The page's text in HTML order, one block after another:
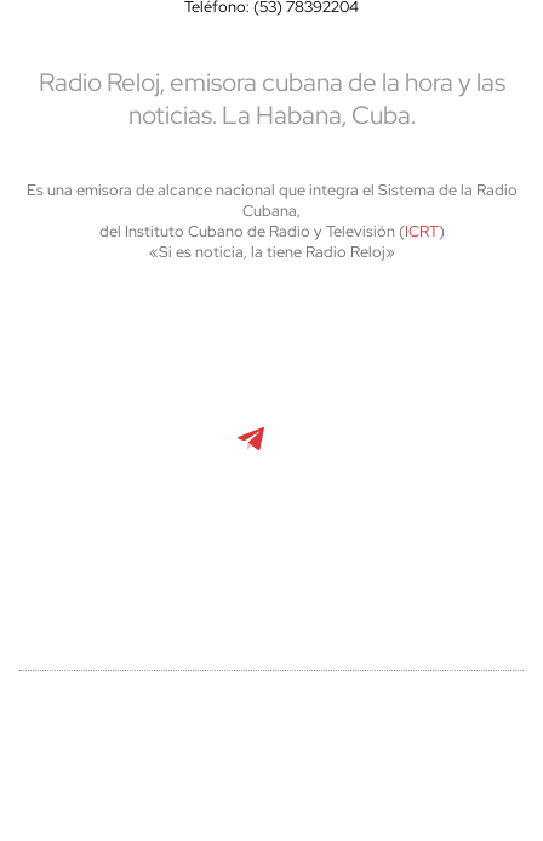
Teléfono: (53) 78392204
Radio Reloj, emisora cubana de la hora y las
noticias. La Habana, Cuba.
Es una emisora de alcance nacional que integra el Sistema de la Radio
Cubana,
del Instituto Cubano de Radio y Televisión (ICRT)
«Si es noticia, la tiene Radio Reloj»